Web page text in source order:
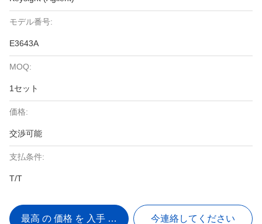
モデル番号:
E3643A
MOQ:
1セット
価格:
交渉可能
支払条件:
T/T
最高 の 価格 を 入手 する 今連絡してください